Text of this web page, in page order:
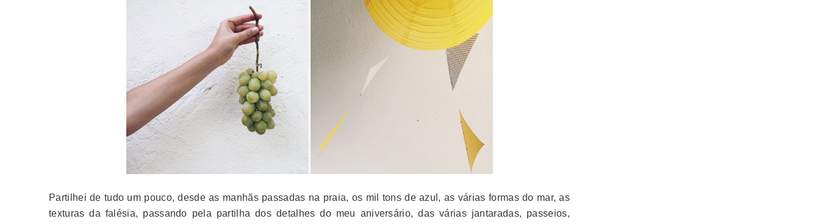
Partilhei de tudo um pouco, desde as manhãs passadas na praia, os mil tons de azul, as várias formas do mar, as
texturas da falésia, passando pela partilha dos detalhes do meu aniversário, das várias jantaradas, passeios,